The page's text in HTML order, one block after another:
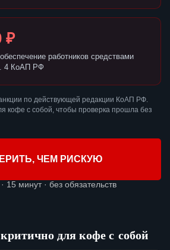
₽
работников средствами
4 КоАП РФ
по действующей редакции КоАП РФ.
кофе с собой, чтобы проверка прошла без
ЧЕМ РИСКУЮ
15 минут · без обязательств
для кофе с собой